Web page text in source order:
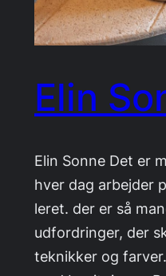
Elin
Elin Sonne Det er
hver dag arbejder
leret. der er så
udfordringer, der
teknikker og